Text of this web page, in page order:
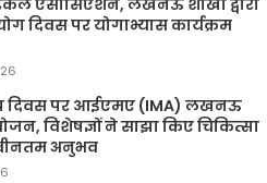
एसोसिएशन, लखनऊ शाखा द्वारा
योग दिवस पर योगाभ्यास कार्यक्रम
दिवस पर आईएमए (IMA) लखनऊ
विशेषज्ञों ने साझा किए चिकित्सा
अनुभव